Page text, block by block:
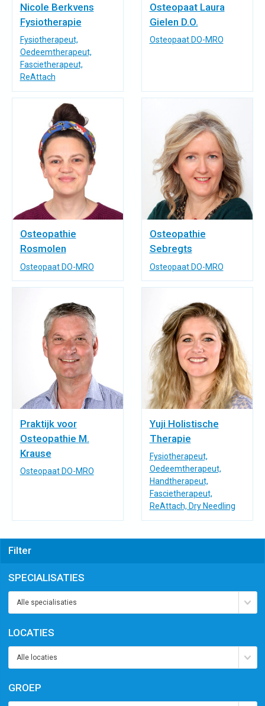
Nicole Berkvens
Fysiotherapie
Fysiotherapeut,
Oedeemtherapeut,
Fascietherapeut,
ReAttach
Osteopaat Laura
Gielen D.O.
Osteopaat DO-MRO
Osteopathie
Rosmolen
Osteopaat DO-MRO
Osteopathie
Sebregts
Osteopaat DO-MRO
Praktijk voor
Osteopathie M.
Krause
Osteopaat DO-MRO
Yuji Holistische
Therapie
Fysiotherapeut,
Oedeemtherapeut,
Handtherapeut,
Fascietherapeut,
ReAttach, Dry Needling
Filter
SPECIALISATIES
LOCATIES
GROEP